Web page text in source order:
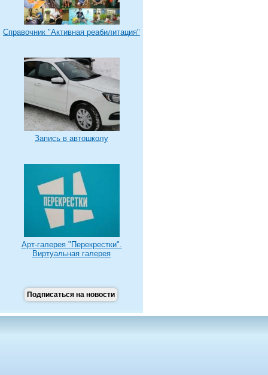
Справочник "Активная реабилитация"
Запись в автошколу
Арт-галерея "Перекрестки".
Виртуальная галерея
Подписаться на новости